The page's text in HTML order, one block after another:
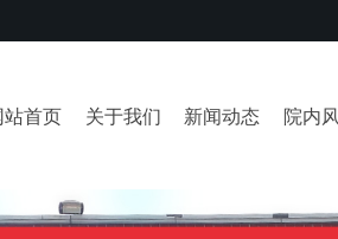
站首页 关于我们 新闻动态 院内